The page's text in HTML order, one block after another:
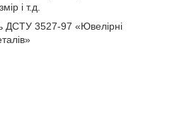
і т.д.
ДСТУ 3527-97 «Ювелірні